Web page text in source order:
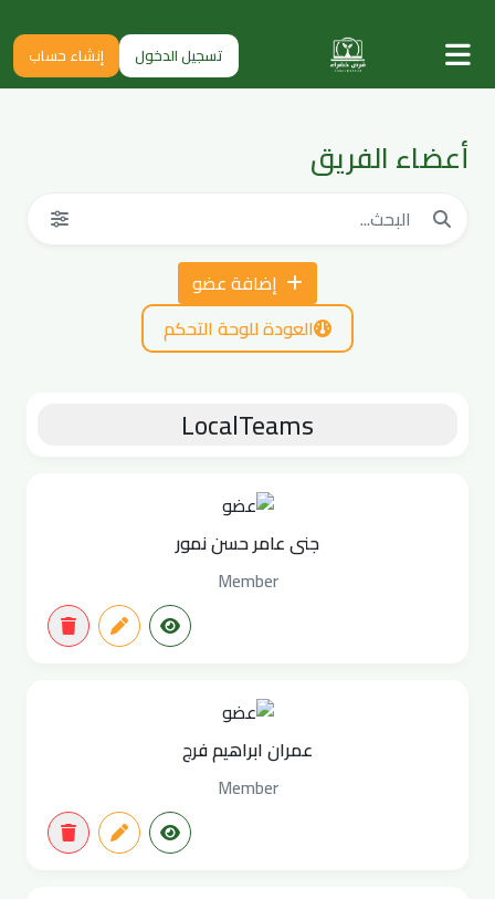
تسجيل الدخول إنشاء حساب
أعضاء الفريق
إضافة عضو
العودة للوحة التحكم
LocalTeams
جنى عامر حسن نمور
Member
عمران ابراهيم فرج
Member